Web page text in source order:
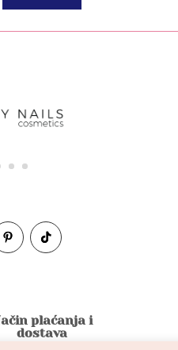
plaćanja i
dostava